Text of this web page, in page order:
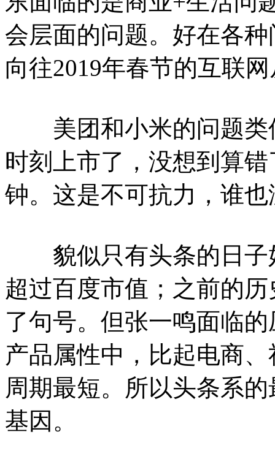
会层面的问题。好在各
向往2019年春节的互联
美团和小米的问题类
时刻上市了，没想到算
钟。这是不可抗力，谁
貌似只有头条的日子
超过百度市值；之前的
了句号。但张一鸣面临
产品属性中，比起电商
周期最短。所以头条系
基因。